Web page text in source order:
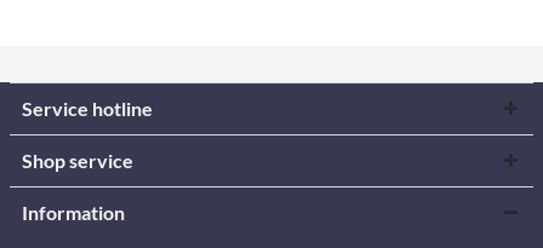
Service hotline
Shop service
Information